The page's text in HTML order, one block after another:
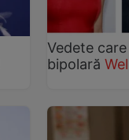
Vedete
bipolară